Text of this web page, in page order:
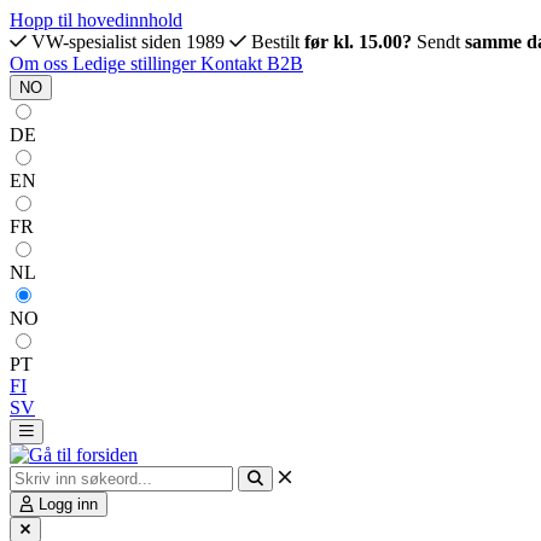
Hopp til hovedinnhold
VW-spesialist siden 1989
Bestilt før kl. 15.00? Sendt samme
Om oss Ledige stillingerKontakt B2B
NO
DE
EN
FR
NL
NO
PT
FI
SV
Logg inn